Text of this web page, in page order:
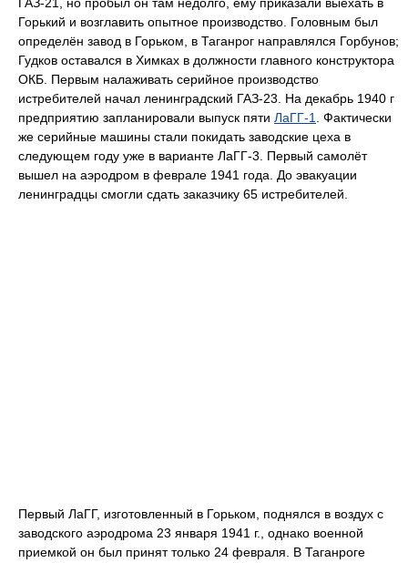
Горький и возглавить опытное производство. Головным был
определён завод в Горьком, в Таганрог направлялся Горбунов;
Гудков оставался в Химках в должности главного конструктора
ОКБ. Первым налаживать серийное производство
истребителей начал ленинградский ГАЗ-23. На декабрь 1940 г
предприятию запланировали выпуск пяти ЛаГГ-1
. Фактически
же серийные машины стали покидать заводские цеха в
следующем году уже в варианте ЛаГГ-3. Первый самолёт
вышел на аэродром в феврале 1941 года. До эвакуации
ленинградцы смогли сдать заказчику 65 истребителей.
Первый ЛаГГ, изготовленный в Горьком, поднялся в воздух с
заводского аэродрома 23 января 1941 г., однако военной
приемкой он был принят только 24 февраля. В Таганроге